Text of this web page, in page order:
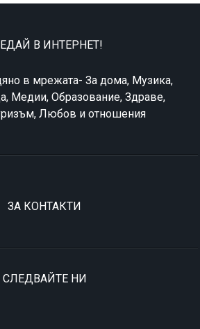
В ИНТЕРНЕТ!
в мрежата- За дома, Музика,
Медии, Образование, Здраве,
Любов и отношения
ЗА КОНТАКТИ
СЛЕДВАЙТЕ НИ